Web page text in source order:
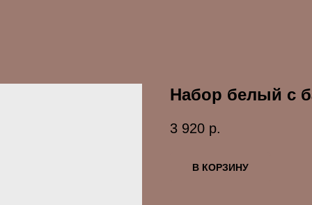
Набор белый с
3 920 р.
В КОРЗИНУ